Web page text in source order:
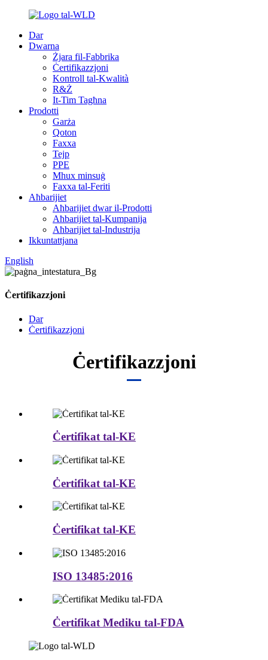
Dar
Dwarna
Żjara fil-Fabbrika
Ċertifikazzjoni
Kontroll tal-Kwalità
R&Ż
It-Tim Tagħna
Prodotti
Garża
Qoton
Faxxa
Tejp
PPE
Mhux minsuġ
Faxxa tal-Feriti
Aħbarijiet
Aħbarijiet dwar il-Prodotti
Aħbarijiet tal-Kumpanija
Aħbarijiet tal-Industrija
Ikkuntattjana
English
Ċertifikazzjoni
Dar
Ċertifikazzjoni
Ċertifikazzjoni
Ċertifikat tal-KE
Ċertifikat tal-KE
Ċertifikat tal-KE
ISO 13485:2016
Ċertifikat Mediku tal-FDA